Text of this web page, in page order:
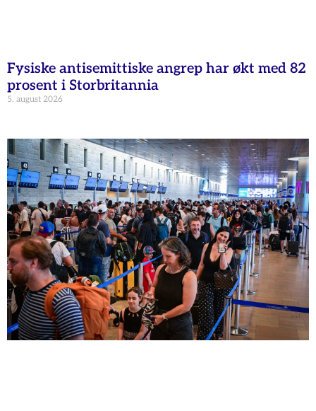
Fysiske antisemittiske angrep har økt med 82
prosent i Storbritannia
5. august 2026